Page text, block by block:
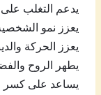
يدعم التغلب على
يعزز نمو
يعزز الحركة
يطهر الروح
يساعد على كسر